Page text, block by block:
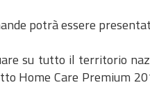
potrà essere
su tutto il territorio
Home Care Premium